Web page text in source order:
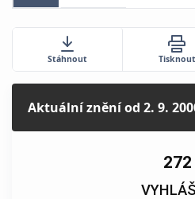
Stáhnout Tisknout
Aktuální zněníod 2. 9.
272